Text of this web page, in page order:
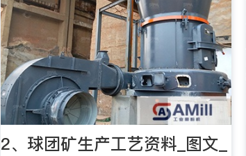
2、球团矿生产工艺资料_图文_